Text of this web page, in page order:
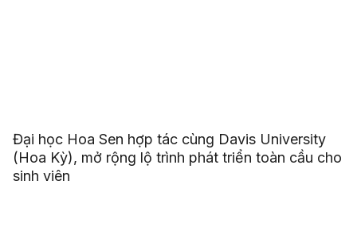
Đại học Hoa Sen hợp tác cùng Davis University
(Hoa Kỳ), mở rộng lộ trình phát triển toàn cầu cho
sinh viên